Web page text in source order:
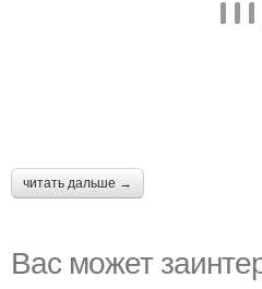
читать дальше →
Вас может